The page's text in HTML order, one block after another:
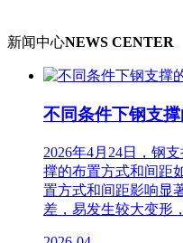
新闻中心NEWS CENTER
不同条件下钢支
2026年4月24日，钢
撑的布置方式和间距
置方式和间距影响显
差，易发生较大变形